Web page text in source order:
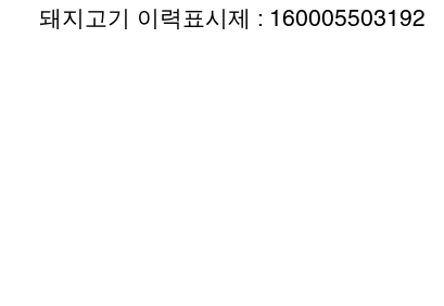
돼지고기 이력표시제 : 160005503192